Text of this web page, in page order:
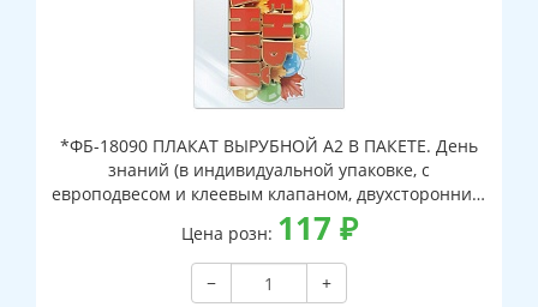
*ФБ-18090 ПЛАКАТ ВЫРУБНОЙ А2 В ПАКЕТЕ. День
знаний (в индивидуальной упаковке, с
европодвесом и клеевым клапаном, двухсторонний,
ВД-лак)
Цена розн: 117 ₽
−
+